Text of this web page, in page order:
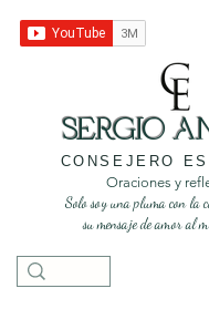
Oraciones y
Solo soy una pluma con la
su mensaje de amor
CONSEJERO
SERGIO